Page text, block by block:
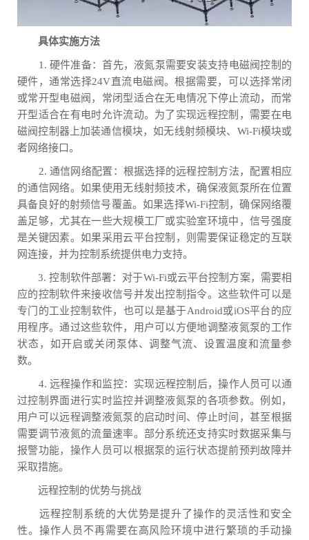
具体实施方法
1. 硬件准备：首先，液氮泵需要安装支持电磁阀控制的
硬件，通常选择24V直流电磁阀。根据需要，可以选择常闭
或常开型电磁阀，常闭型适合在无电情况下停止流动，而常
开型适合在有电时允许流动。为了实现远程控制，需要在电
磁阀控制器上加装通信模块，如无线射频模块、Wi-Fi模块或
者网络接口。
2. 通信网络配置：根据选择的远程控制方法，配置相应
的通信网络。如果使用无线射频技术，确保液氮泵所在位置
具备良好的射频信号覆盖。如果选择Wi-Fi控制，确保网络覆
盖足够，尤其在一些大规模工厂或实验室环境中，信号强度
是关键因素。如果采用云平台控制，则需要保证稳定的互联
网连接，并为控制系统提供电力支持。
3. 控制软件部署：对于Wi-Fi或云平台控制方案，需要相
应的控制软件来接收信号并发出控制指令。这些软件可以是
专门的工业控制软件，也可以是基于Android或iOS平台的应
用程序。通过这些软件，用户可以方便地调整液氮泵的工作
状态，如开启或关闭泵体、调整气流、设置温度和流量参
数。
4. 远程操作和监控：实现远程控制后，操作人员可以通
过控制界面进行实时监控并调整液氮泵的各项参数。例如，
用户可以远程调整液氮泵的启动时间、停止时间，甚至根据
需要调节液氮的流量速率。部分系统还支持实时数据采集与
报警功能，操作人员可以根据泵的运行状态提前预判故障并
采取措施。
远程控制的优势与挑战
远程控制系统的大优势是提升了操作的灵活性和安全
性。操作人员不再需要在高风险环境中进行繁琐的手动操